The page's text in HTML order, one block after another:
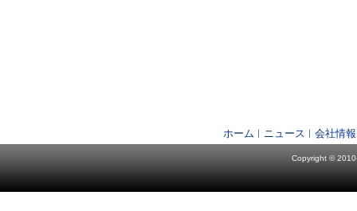
ホーム ニュース 会社情報
Copyright ©